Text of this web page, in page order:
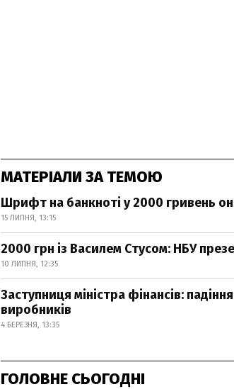
МАТЕРІАЛИ ЗА ТЕМОЮ
Шрифт на банкноті у 2000 гривень
15 ЛИПНЯ, 13:15
2000 грн із Василем Стусом: НБУ
10 ЛИПНЯ, 12:35
Заступниця міністра фінансів:
виробників
4 БЕРЕЗНЯ, 13:35
ГОЛОВНЕ СЬОГОДНІ